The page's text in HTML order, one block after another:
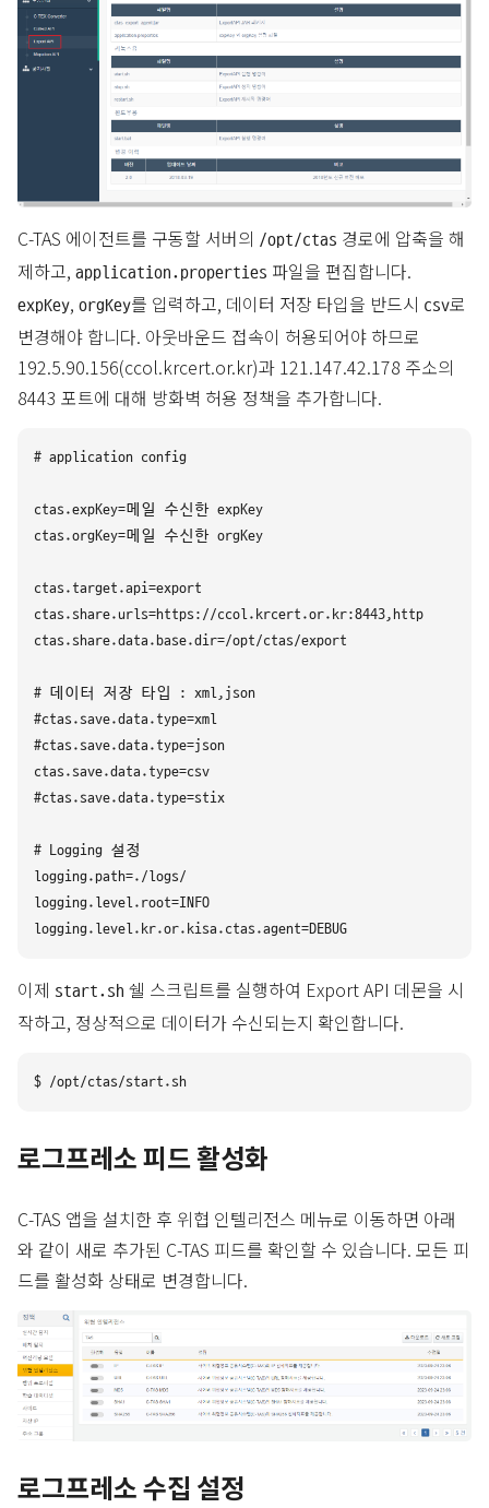
C-TAS 에이전트를 구동할 서버의 /opt/ctas 경로에 압축을 해
제하고, application.properties 파일을 편집합니다.
expKey, orgKey를 입력하고, 데이터 저장 타입을 반드시 csv로
변경해야 합니다. 아웃바운드 접속이 허용되어야 하므로
192.5.90.156(ccol.krcert.or.kr)과 121.147.42.178 주소의
8443 포트에 대해 방화벽 허용 정책을 추가합니다.
# application config
ctas.expKey=메일 수신한 expKey
ctas.orgKey=메일 수신한 orgKey
ctas.target.api=export
ctas.share.urls=https://ccol.krcert.or.kr:8443,https://
ctas.share.data.base.dir=/opt/ctas/export
# 데이터 저장 타입 : xml,json
#ctas.save.data.type=xml
#ctas.save.data.type=json
ctas.save.data.type=csv
#ctas.save.data.type=stix
# Logging 설정
logging.path=./logs/
logging.level.root=INFO
이제 start.sh 쉘 스크립트를 실행하여 Export API 데몬을 시
작하고, 정상적으로 데이터가 수신되는지 확인합니다.
로그프레소 피드 활성화
C-TAS 앱을 설치한 후 위협 인텔리전스 메뉴로 이동하면 아래
와 같이 새로 추가된 C-TAS 피드를 확인할 수 있습니다. 모든 피
드를 활성화 상태로 변경합니다.
로그프레소 수집 설정